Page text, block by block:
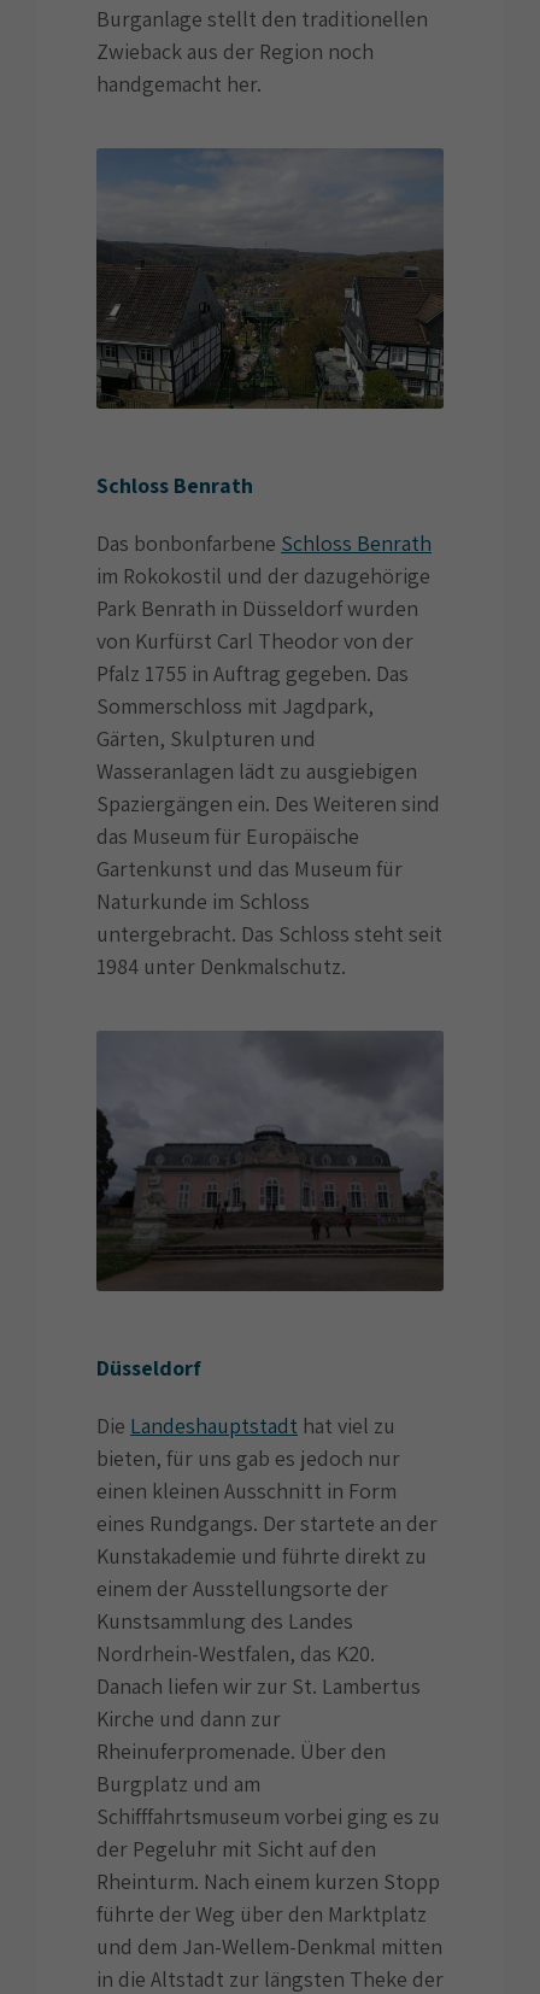
Burganlage stellt den traditionellen
Zwieback aus der Region noch
handgemacht her.
Schloss Benrath
Das bonbonfarbene Schloss Benrath
im Rokokostil und der dazugehörige
Park Benrath in Düsseldorf wurden
von Kurfürst Carl Theodor von der
Pfalz 1755 in Auftrag gegeben. Das
Sommerschloss mit Jagdpark,
Gärten, Skulpturen und
Wasseranlagen lädt zu ausgiebigen
Spaziergängen ein. Des Weiteren sind
das Museum für Europäische
Gartenkunst und das Museum für
Naturkunde im Schloss
untergebracht. Das Schloss steht seit
1984 unter Denkmalschutz.
Düsseldorf
Die Landeshauptstadt hat viel zu
bieten, für uns gab es jedoch nur
einen kleinen Ausschnitt in Form
eines Rundgangs. Der startete an der
Kunstakademie und führte direkt zu
einem der Ausstellungsorte der
Kunstsammlung des Landes
Nordrhein-Westfalen, das K20.
Danach liefen wir zur St. Lambertus
Kirche und dann zur
Rheinuferpromenade. Über den
Burgplatz und am
Schifffahrtsmuseum vorbei ging es zu
der Pegeluhr mit Sicht auf den
Rheinturm. Nach einem kurzen Stopp
führte der Weg über den Marktplatz
und dem Jan-Wellem-Denkmal mitten
in die Altstadt zur längsten Theke der